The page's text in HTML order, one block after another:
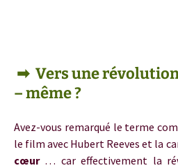
➡ Vers une
– même ?
Avez-vous remarqué le terme
le film avec Hubert Reeves et la
cœur… car effectivement la